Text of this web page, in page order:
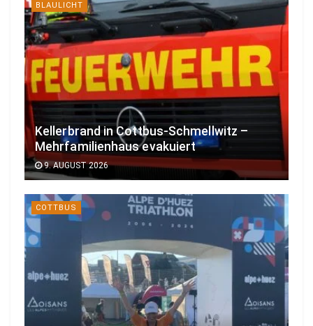
BLAULICHT
Kellerbrand in Cottbus-Schmellwitz –
Mehrfamilienhaus evakuiert
9. AUGUST 2026
COTTBUS